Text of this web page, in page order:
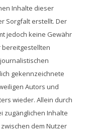
Inhalte dieser
Sorgfalt erstellt. Der
jedoch keine Gewähr
bereitgestellten
gekennzeichnete
Autors und
wieder. Allein durch
zugänglichen Inhalte
dem Nutzer